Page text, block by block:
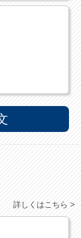
詳しくはこちら >